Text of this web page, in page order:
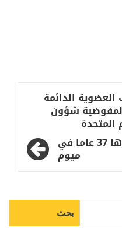
الدائمة
لمفوضية شؤون
المتحدة
رجلان يغتصبان امرأة عمرها 37 عاما في
ميوم